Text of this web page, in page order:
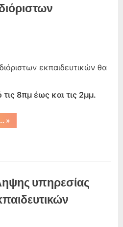
εκπαιδευτικών θα
8πμ έως και τις 2μμ.
“Ορκωμοσία
νεοδιόριστων
»
υπηρεσίας